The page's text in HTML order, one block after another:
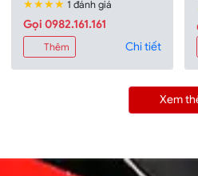
★★★★ 1 đánh giá
Gọi 0982.161.161
Thêm Chi tiết
Xem